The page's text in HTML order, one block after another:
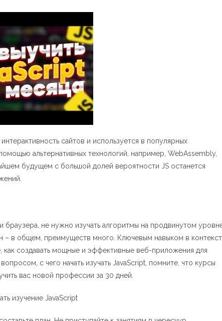
сайтов и используется в популярных
альтернативных технологий, например, WebAssembly,
будущем с большой долей вероятности JS останется
не нужно изучать алгоритмы на продвинутом
– в общем, преимуществ много. Ключевым навыком в
как создавать мощные и эффективные веб-приложения для
с чего начать изучать JavaScript, помните, что курсы
вас новой профессии за 30 дней.